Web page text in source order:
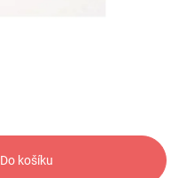
Do košíku